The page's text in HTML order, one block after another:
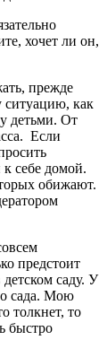
хочет ли он,
прежде
ситуацию, как
детьми. От
Если
к себе домой.
обижают.
предстоит
саду. У
сада. Мою
толкнет, то
быстро